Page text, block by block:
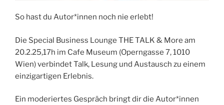
So hast du Autor*innen noch nie erlebt!
Die Special Business Lounge THE TALK & More am
20.2.25,17h im Cafe Museum (Operngasse 7, 1010
Wien) verbindet Talk, Lesung und Austausch zu einem
einzigartigen Erlebnis.
Ein moderiertes Gespräch bringt dir die Autor*innen